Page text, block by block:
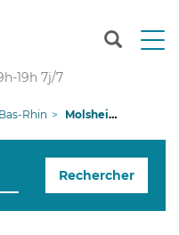
T
n
g
19h 7j/7
Bas-Rhin Molsheim
Rechercher